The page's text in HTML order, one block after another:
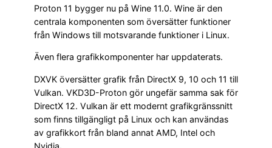
Proton 11 bygger nu på Wine 11.0. Wine är den
centrala komponenten som översätter funktioner
från Windows till motsvarande funktioner i Linux.
Även flera grafikkomponenter har uppdaterats.
DXVK översätter grafik från DirectX 9, 10 och 11 till
Vulkan. VKD3D-Proton gör ungefär samma sak för
DirectX 12. Vulkan är ett modernt grafikgränssnitt
som finns tillgängligt på Linux och kan användas
av grafikkort från bland annat AMD, Intel och
Nvidia.